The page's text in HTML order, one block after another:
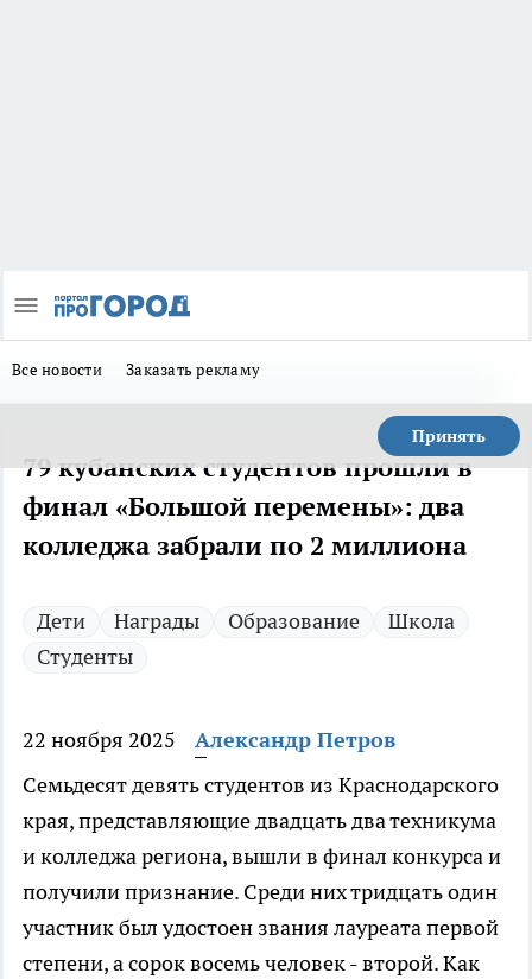
Все новости Заказать рекламу
Принять
79 кубанских студентов прошли в
финал «Большой перемены»: два
колледжа забрали по 2 миллиона
Дети Награды Образование
Школа
Студенты
22 ноября 2025
Александр Петров
Семьдесят девять студентов из Краснодарского
края, представляющие двадцать два техникума
и колледжа региона, вышли в финал конкурса и
получили признание. Среди них тридцать один
участник был удостоен звания лауреата первой
степени, а сорок восемь человек - второй. Как